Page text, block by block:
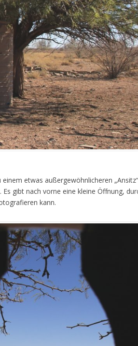
etwas außergewöhnlicheren
gibt nach vorne eine kleine Öffnung,
kann.